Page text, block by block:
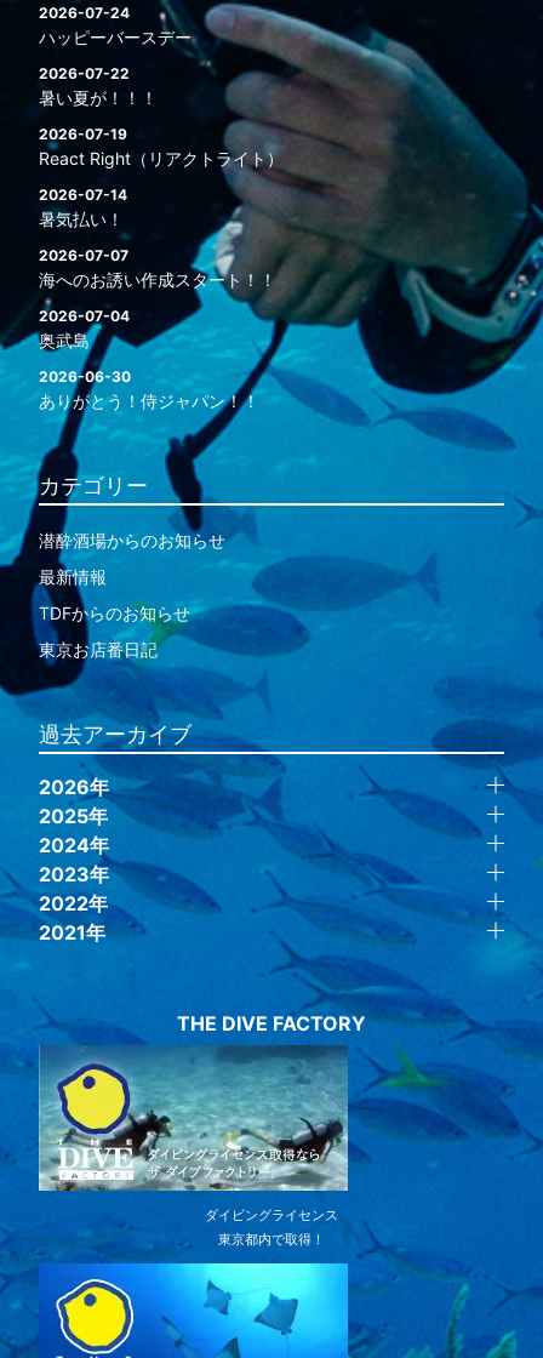
2026-07-24
ハッピーバースデー
2026-07-22
暑い夏が！！！
2026-07-19
React Right（リアクトライト）
2026-07-14
暑気払い！
2026-07-07
海へのお誘い作成スタート！！
2026-07-04
奥武島
2026-06-30
ありがとう！侍ジャパン！！
カテゴリー
潜酔酒場からのお知らせ
最新情報
TDFからのお知らせ
東京お店番日記
過去アーカイブ
2026年
2025年
2024年
2023年
2022年
2021年
THE DIVE FACTORY
ダイビングライセンス
東京都内で取得！